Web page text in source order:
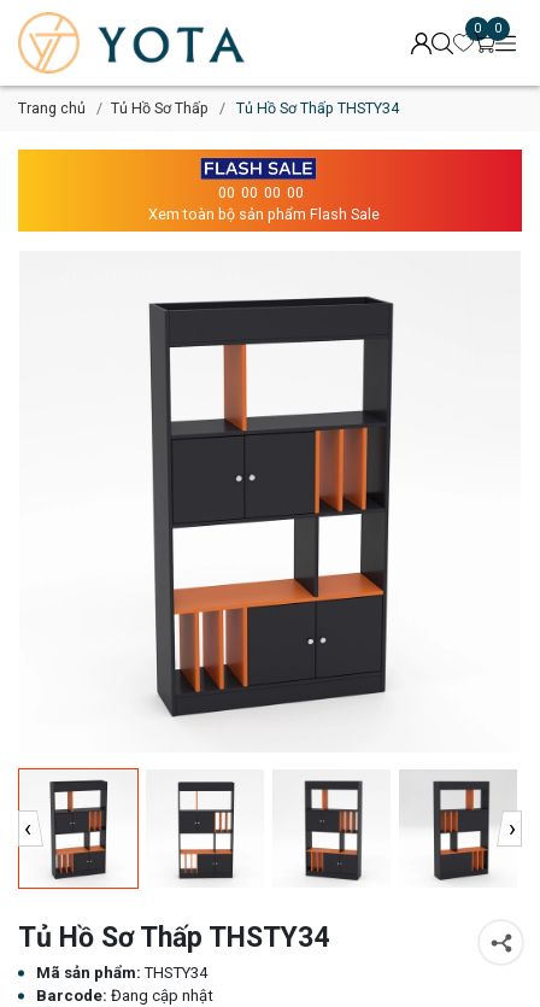
0 0
Trang chủ Tủ Hồ Sơ Thấp Tủ Hồ Sơ Thấp THSTY34
00 00 00 00
Xem toàn bộ sản phẩm Flash Sale
‹ ›
Tủ Hồ Sơ Thấp THSTY34
Mã sản phẩm:THSTY34
Barcode: Đang cập nhật